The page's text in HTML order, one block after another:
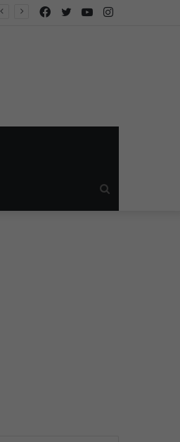
Instagram
YouTube
Twitter
Facebook